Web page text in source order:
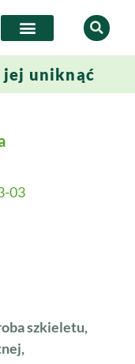
jej uniknąć
03
szkieletu,